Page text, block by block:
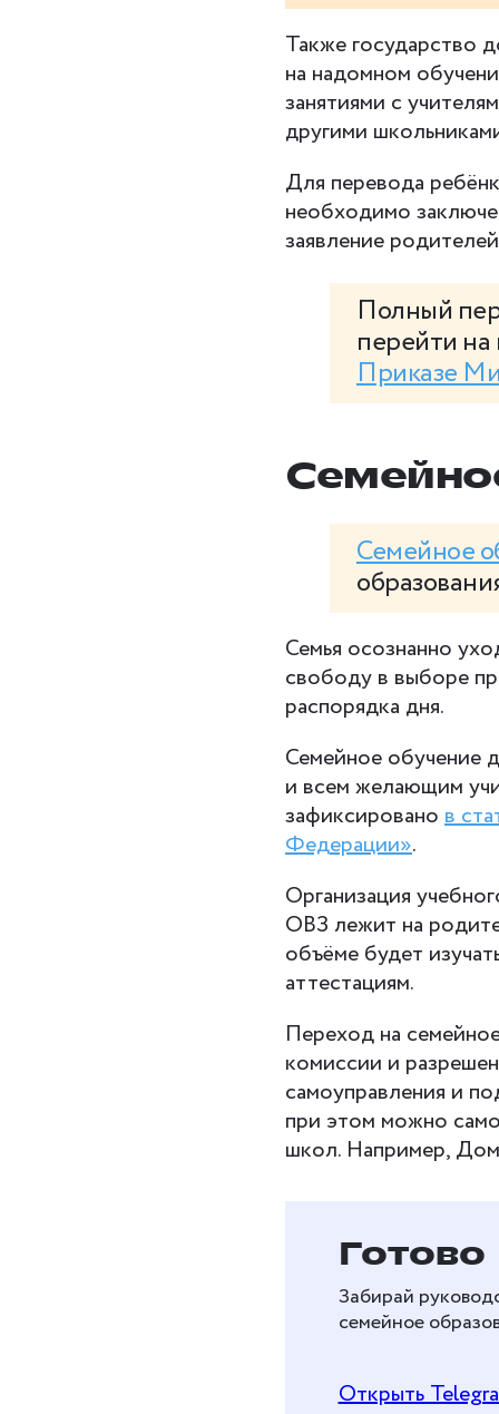
Также государство
на надомном
занятиями с
другими
Для перевода
необходимо
заявление
Полный
перейти на
Приказе
Семейное
Семья осознанно
свободу в выборе
распорядка дня.
Семейное обучение
и всем желающим
зафиксировано в
Федерации».
Организация
ОВЗ лежит на
объёме будет
аттестациям.
Переход на
комиссии и
самоуправления и
при этом можно
школ. Например,
и перейти на
Готово
Забирай
семейное
Открыть